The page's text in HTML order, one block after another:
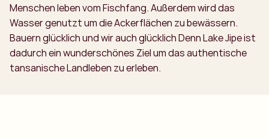
Menschen leben vom Fischfang. Außerdem wird das
Wasser genutzt um die Ackerflächen zu bewässern.
Bauern glücklich und wir auch glücklich Denn Lake Jipe ist
dadurch ein wunderschönes Ziel um das authentische
tansanische Landleben zu erleben.